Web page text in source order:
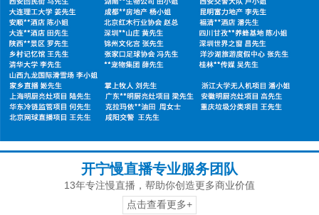
开宁慢直播专业服务团队
13年专注慢直播，帮助你创造更多商业价值
点击查看更多+